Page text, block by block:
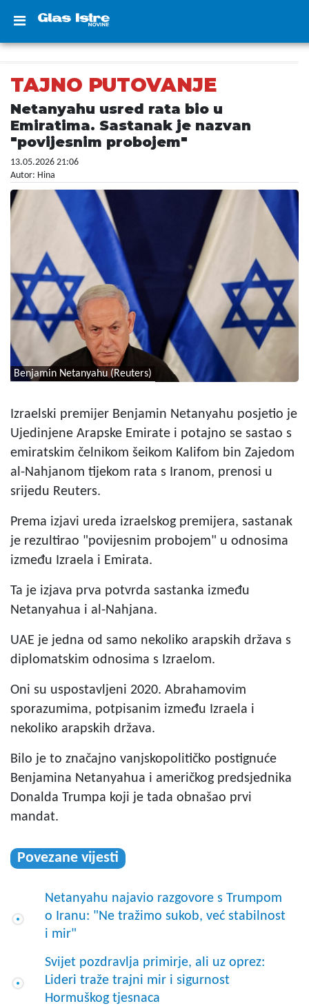
TAJNO PUTOVANJE
Netanyahu usred rata bio u
Emiratima. Sastanak je nazvan
"povijesnim probojem"
13.05.2026 21:06
Autor: Hina
Benjamin Netanyahu (Reuters)
Izraelski premijer Benjamin Netanyahu posjetio je
Ujedinjene Arapske Emirate i potajno se sastao s
emiratskim čelnikom šeikom Kalifom bin Zajedom
al-Nahjanom tijekom rata s Iranom, prenosi u
srijedu Reuters.
Prema izjavi ureda izraelskog premijera, sastanak
je rezultirao "povijesnim probojem" u odnosima
između Izraela i Emirata.
Ta je izjava prva potvrda sastanka između
Netanyahua i al-Nahjana.
UAE je jedna od samo nekoliko arapskih država s
diplomatskim odnosima s Izraelom.
Oni su uspostavljeni 2020. Abrahamovim
sporazumima, potpisanim između Izraela i
nekoliko arapskih država.
Bilo je to značajno vanjskopolitičko postignuće
Benjamina Netanyahua i američkog predsjednika
Donalda Trumpa koji je tada obnašao prvi
mandat.
Povezane vijesti
Netanyahu najavio razgovore s Trumpom
o Iranu: "Ne tražimo sukob, već stabilnost
i mir"
Svijet pozdravlja primirje, ali uz oprez:
Lideri traže trajni mir i sigurnost
Hormuškog tjesnaca